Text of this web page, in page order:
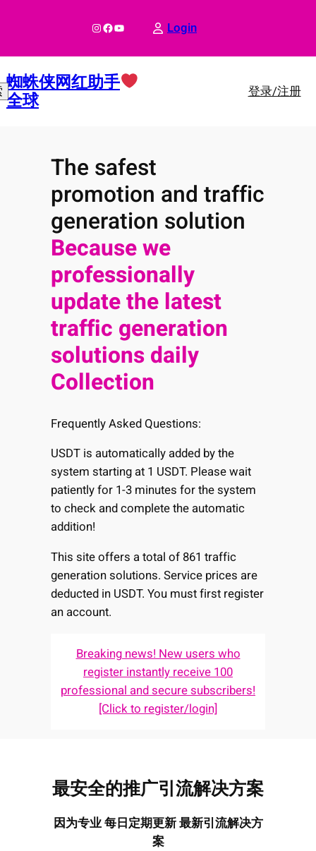
InstagramFacebook YouTube Login
蜘蛛侠网红助手
全球 登录/注册
The safest
promotion and traffic
generation solution
Because we
professionally
update the latest
traffic generation
solutions daily
Collection
Frequently Asked Questions:
USDT is automatically added by the
system starting at 1 USDT. Please wait
patiently for 1-3 minutes for the system
to check and complete the automatic
addition!
This site offers a total of 861 traffic
generation solutions. Service prices are
deducted in USDT. You must first register
an account.
Breaking news! New users who
register instantly receive 100
professional and secure subscribers!
[Click to register/login]
最安全的推广引流解决方案
因为专业 每日定期更新 最新引流解决方
案